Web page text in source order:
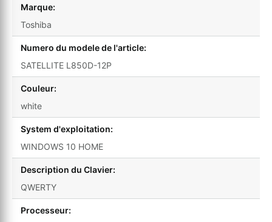
Marque:
Toshiba
Numero du modele de l'article:
SATELLITE L850D-12P
Couleur:
white
System d'exploitation:
WINDOWS 10 HOME
Description du Clavier:
QWERTY
Processeur: